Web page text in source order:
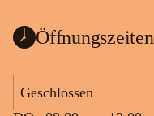
Öffnungszeiten
Geschlossen